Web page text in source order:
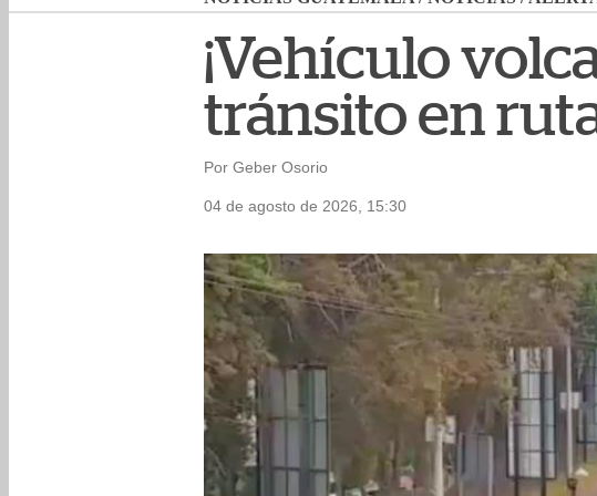
¡Vehículo
tránsito en
Por Geber Osorio
04 de agosto de 2026, 15:30